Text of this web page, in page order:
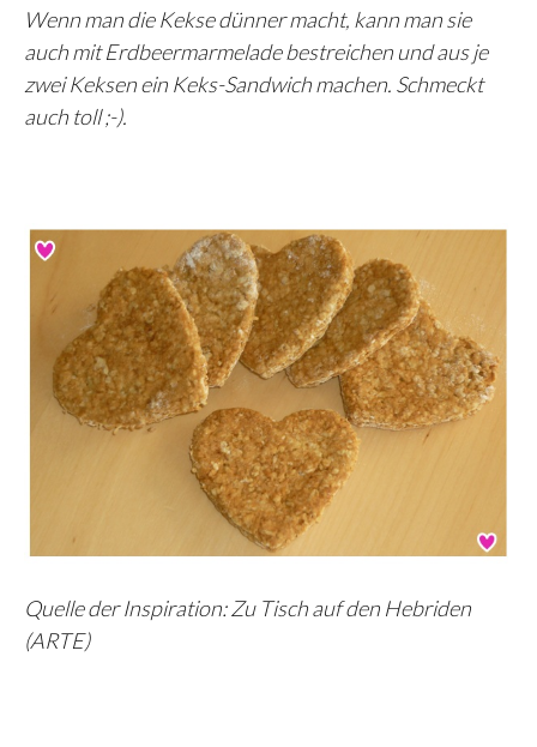
Wenn man die Kekse dünner macht, kann man sie
auch mit Erdbeermarmelade bestreichen und aus je
zwei Keksen ein Keks-Sandwich machen. Schmeckt
auch toll ;-).
Quelle der Inspiration: Zu Tisch auf den Hebriden
(ARTE)